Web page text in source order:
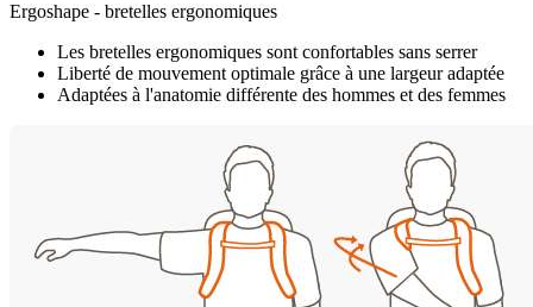
Ergoshape - bretelles ergonomiques
Les bretelles ergonomiques sont confortables sans serrer
Liberté de mouvement optimale grâce à une largeur adaptée
Adaptées à l'anatomie différente des hommes et des femmes